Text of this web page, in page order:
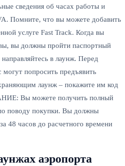
сведения об часах работы и
Помните, что вы можете добавить
услуге Fast Track. Когда вы
вы должны пройти паспортный
в лаунж. Перед
попросить предъявить
лаунж – покажите им код
Вы можете получить полный
поводу покупки. Вы должны
48 часов до расчетного времени
аэропорта